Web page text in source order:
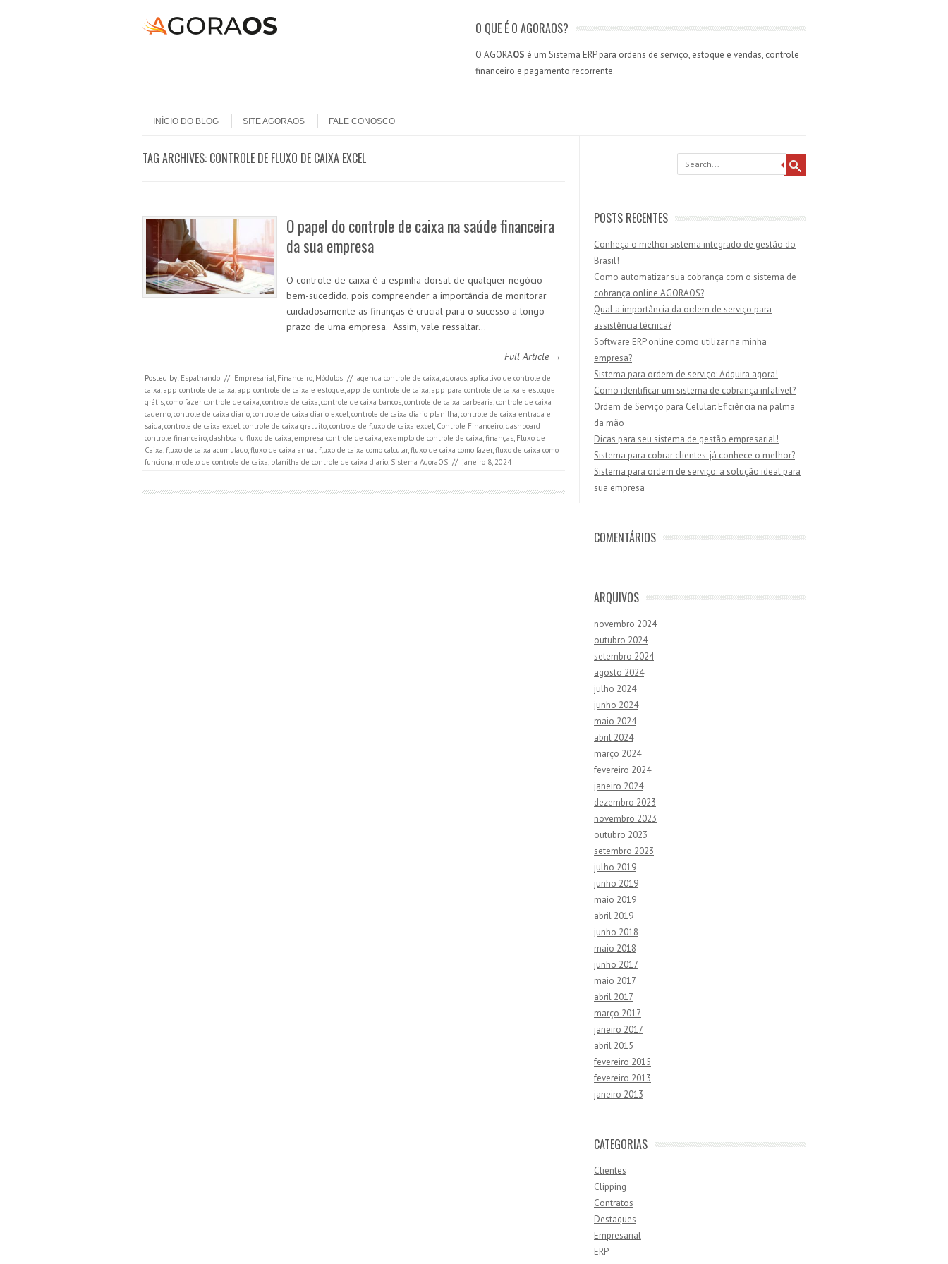
O QUE É O AGORAOS?
O AGORAOS é um Sistema ERP para ordens de serviço, estoque e vendas, controle
financeiro e pagamento recorrente.
Menu
INÍCIO DO BLOG
SITE AGORAOS FALE CONOSCO
TAG ARCHIVES: CONTROLE DE FLUXO DE CAIXA EXCEL
O papel do controle de caixa na saúde financeira
da sua empresa
O controle de caixa é a espinha dorsal de qualquer negócio
bem-sucedido, pois compreender a importância de monitorar
cuidadosamente as finanças é crucial para o sucesso a longo
prazo de uma empresa. Assim, vale ressaltar…
Full Article →
Posted by: Espalhando // Empresarial, Financeiro, Módulos // agenda controle de caixa,agoraos,aplicativo de controle de
caixa,app controle de caixa,app controle de caixa e estoque,app de controle de caixa,app para controle de caixa e estoque
grátis,como fazer controle de caixa,controle de caixa,controle de caixa bancos,controle de caixa barbearia,controle de caixa
caderno,controle de caixa diario,controle de caixa diario excel,controle de caixa diario planilha,controle de caixa entrada e
saida,controle de caixa excel,controle de caixa gratuito,controle de fluxo de caixa excel, Controle Financeiro,dashboard
controle financeiro,dashboard fluxo de caixa,empresa controle de caixa,exemplo de controle de caixa,finanças, Fluxo de
Caixa,fluxo de caixa acumulado,fluxo de caixa anual,fluxo de caixa como calcular,fluxo de caixa como fazer,fluxo de caixa como
funciona, modelo de controle de caixa, planilha de controle de caixa diario, Sistema AgoraOS // janeiro 8, 2024
POSTS RECENTES
Conheça o melhor sistema integrado de gestão do
Brasil!
Como automatizar sua cobrança com o sistema de
cobrança online AGORAOS?
Qual a importância da ordem de serviço para
assistência técnica?
Software ERP online como utilizar na minha
empresa?
Sistema para ordem de serviço: Adquira agora!
Como identificar um sistema de cobrança infalível?
Ordem de Serviço para Celular: Eficiência na palma
da mão
Dicas para seu sistema de gestão empresarial!
Sistema para cobrar clientes: já conhece o melhor?
Sistema para ordem de serviço: a solução ideal para
sua empresa
COMENTÁRIOS
ARQUIVOS
novembro 2024
outubro 2024
setembro 2024
agosto 2024
julho 2024
junho 2024
maio 2024
abril 2024
março 2024
fevereiro 2024
janeiro 2024
dezembro 2023
novembro 2023
outubro 2023
setembro 2023
julho 2019
junho 2019
maio 2019
abril 2019
junho 2018
maio 2018
junho 2017
maio 2017
abril 2017
março 2017
janeiro 2017
abril 2015
fevereiro 2015
fevereiro 2013
janeiro 2013
CATEGORIAS
Clientes
Clipping
Contratos
Destaques
Empresarial
ERP